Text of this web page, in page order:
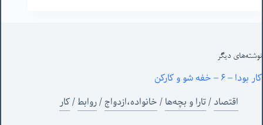
نوشته‌های‌ دیگر
کار بودا – ۶ – خفه شو و کارکن
اقتصاد/تارا و بچه‌ها/خانواده،ازدواج/روابط/کار